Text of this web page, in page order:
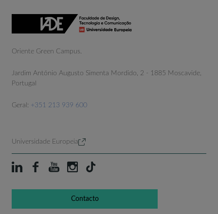
Oriente Green Campus.
Jardim António Augusto Simenta Mordido, 2 - 1885 Moscavide,
Portugal
Geral: +351 213 939 600
Universidade Europeia
Contacto